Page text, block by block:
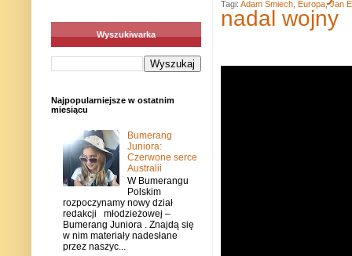
nadal wojny
Tagi: Adam Śmiech Europa,Jan
Wyszukiwarka
Najpopularniejsze w ostatnim
miesiącu
Bumerang
Juniora:
Czerwone serce
Australii
W Bumerangu
Polskim
rozpoczynamy nowy dział
redakcji młodzieżowej –
Bumerang Juniora . Znajdą się
w nim materiały nadesłane
przez naszyc...